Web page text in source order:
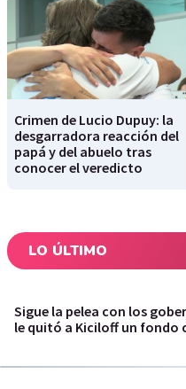
Crimen de Lucio Dupuy: la
desgarradora reacción del
papá y del abuelo tras
conocer el veredicto
LO ÚLTIMO
Sigue la pelea con los
le quitó a Kiciloff un fondo